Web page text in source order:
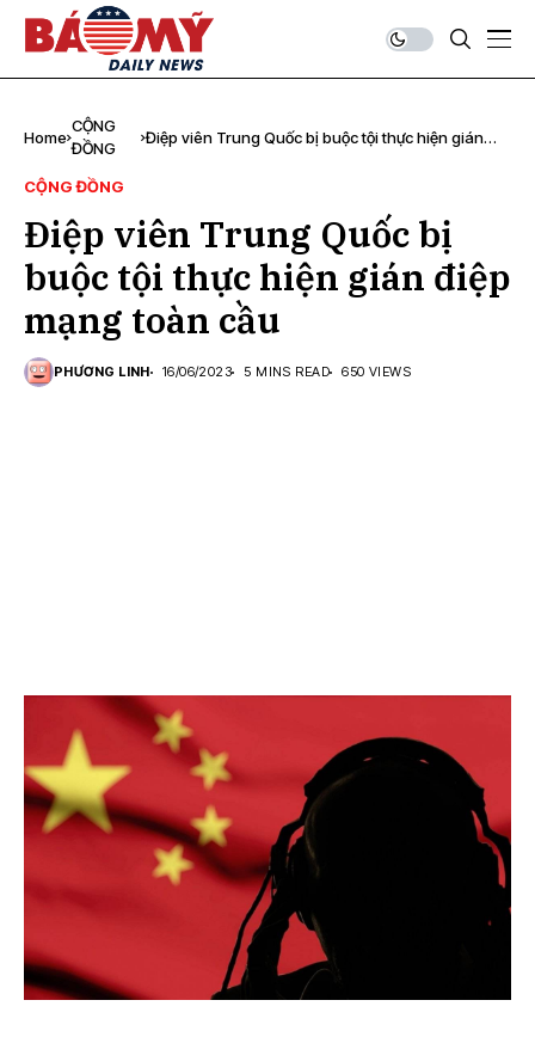
Home
CỘNG
ĐỒNG
Điệp viên Trung Quốc bị buộc tội thực hiện gián
CỘNG ĐỒNG
Điệp viên Trung Quốc bị
buộc tội thực hiện gián điệp
mạng toàn cầu
PHƯƠNG LINH 16/06/2023 5 MINS READ 650 VIEWS